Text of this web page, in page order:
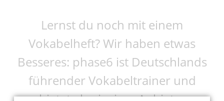
Lernst du noch mit einem
Vokabelheft? Wir haben etwas
Besseres: phase6 ist Deutschlands
führender Vokabeltrainer und